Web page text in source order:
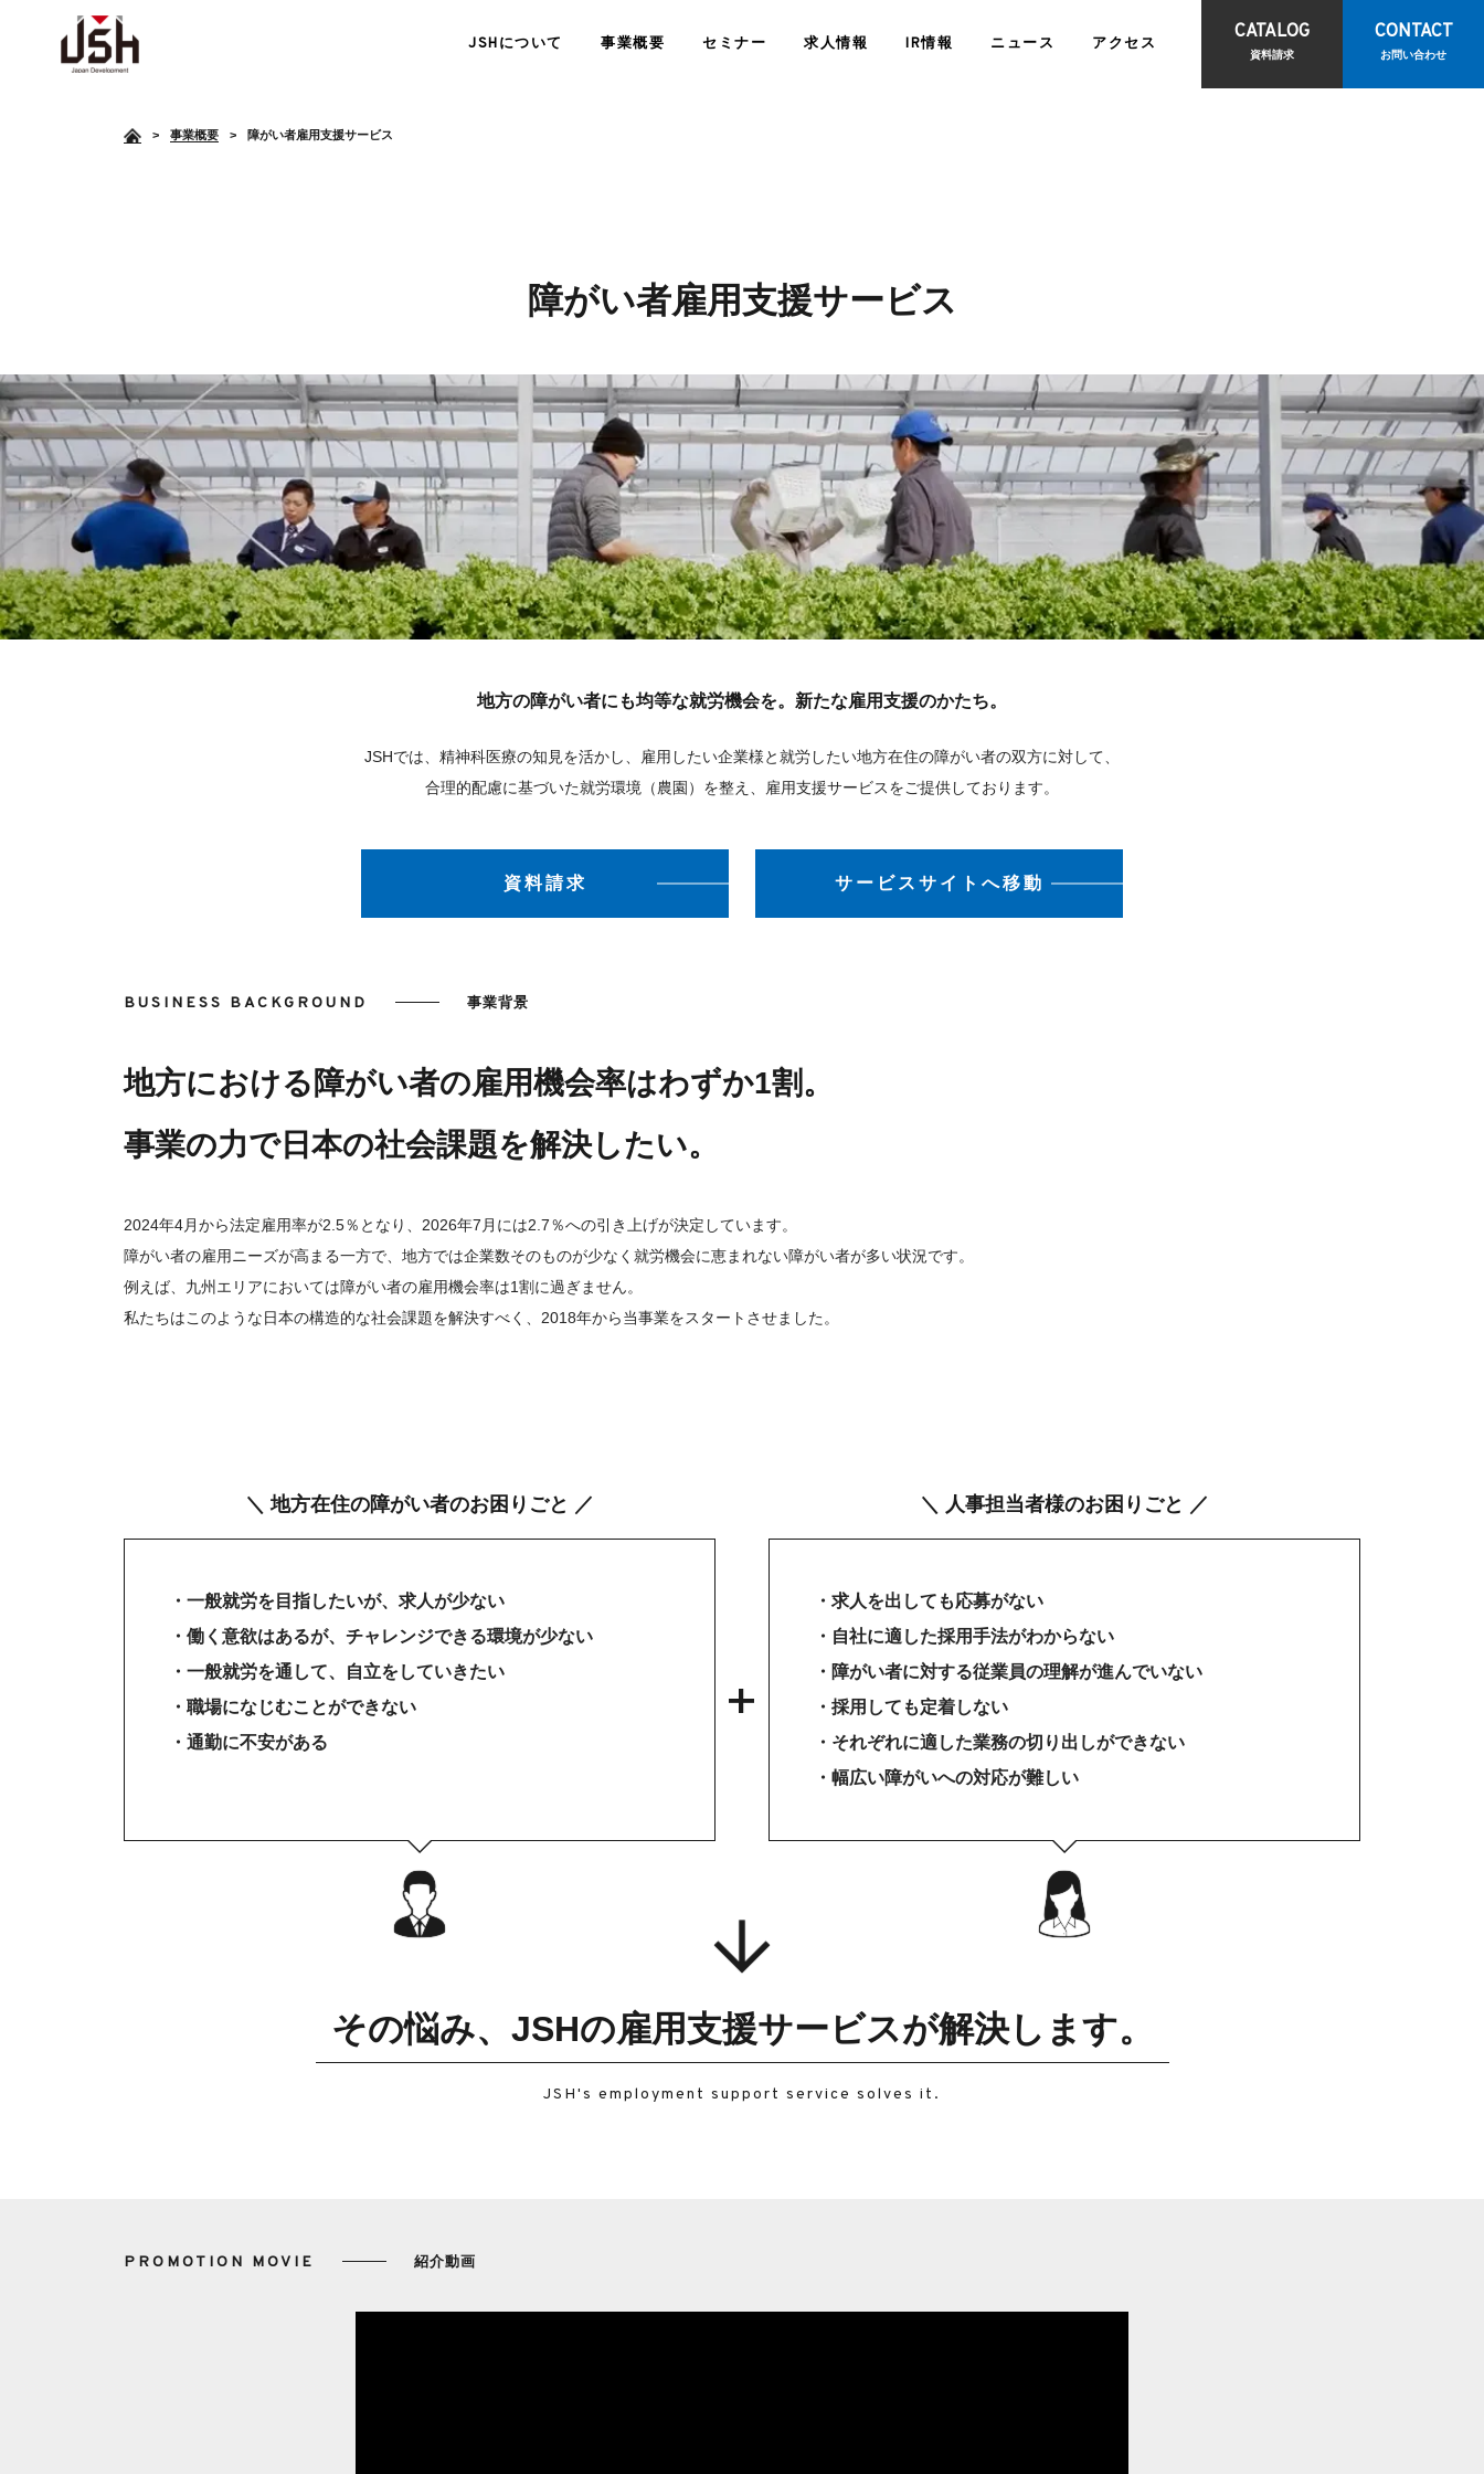
JSHについて
COMPANY WHO WE ARE CONTACT
事業概要 セミナー 求人情報 IR情報
経営情報 業績・財務情報
株式情報
<
その他IR情報
<
電子公告
<
ニュース アクセス
CATALOG
資料請求
CONTACT
お問い合わせ
> 事業概要 障がい者雇用支援サービス
障がい者雇用支援サービス
地方の障がい者にも均等な就労機会を。新たな雇用支援のかたち。
JSHでは、精神科医療の知見を活かし、雇用したい企業様と就労したい地方在住の障がい者の双方に対して、
合理的配慮に基づいた就労環境（農園）を整え、雇用支援サービスをご提供しております。
資料請求 サービスサイトへ移動
BUSINESS BACKGROUND 事業背景
地方における障がい者の雇用機会率はわずか1割。
事業の力で日本の社会課題を解決したい。
2024年4月から法定雇用率が2.5％となり、2026年7月には2.7％への引き上げが決定しています。
障がい者の雇用ニーズが高まる一方で、地方では企業数そのものが少なく就労機会に恵まれない障がい者が多い状況です。
例えば、九州エリアにおいては障がい者の雇用機会率は1割に過ぎません。
私たちはこのような日本の構造的な社会課題を解決すべく、2018年から当事業をスタートさせました。
＼ 地方在住の障がい者のお困りごと ／
・一般就労を目指したいが、求人が少ない
・働く意欲はあるが、チャレンジできる環境が少ない
・一般就労を通して、自立をしていきたい
・職場になじむことができない
・通勤に不安がある
＼ 人事担当者様のお困りごと ／
・求人を出しても応募がない
・自社に適した採用手法がわからない
・障がい者に対する従業員の理解が進んでいない
・採用しても定着しない
・それぞれに適した業務の切り出しができない
・幅広い障がいへの対応が難しい
その悩み、JSHの雇用支援サービスが解決します。
JSH's employment support service solves it.
PROMOTION MOVIE 紹介動画